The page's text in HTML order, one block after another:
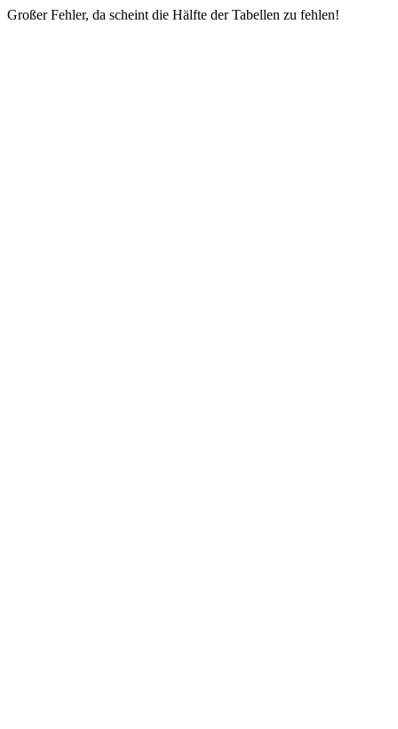
Großer Fehler, da scheint die Hälfte der Tabellen zu fehlen!